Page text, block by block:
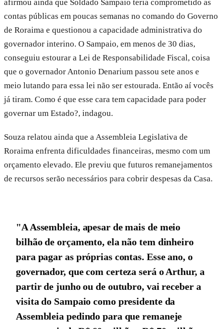
afirmou ainda que Soldado Sampaio teria comprometido as
contas públicas em poucas semanas no comando do Governo
de Roraima e questionou a capacidade administrativa do
governador interino. O Sampaio, em menos de 30 dias,
conseguiu estourar a Lei de Responsabilidade Fiscal, coisa
que o governador Antonio Denarium passou sete anos e
meio lutando para essa lei não ser estourada. Então aí vocês
já tiram. Como é que esse cara tem capacidade para poder
governar um Estado?, indagou.
Souza relatou ainda que a Assembleia Legislativa de
Roraima enfrenta dificuldades financeiras, mesmo com um
orçamento elevado. Ele previu que futuros remanejamentos
de recursos serão necessários para cobrir despesas da Casa.
"A Assembleia, apesar de mais de meio
bilhão de orçamento, ela não tem dinheiro
para pagar as próprias contas. Esse ano, o
governador, que com certeza será o Arthur, a
partir de junho ou de outubro, vai receber a
visita do Sampaio como presidente da
Assembleia pedindo para que remaneje